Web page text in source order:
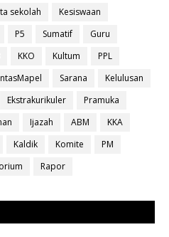
sekolah
Kesiswaan
P5 Sumatif
Guru
KKO Kultum
PPL
Sarana
Kelulusan
Ekstrakurikuler
Pramuka
Ijazah ABM
KKA
Kaldik Komite
PM
Rapor